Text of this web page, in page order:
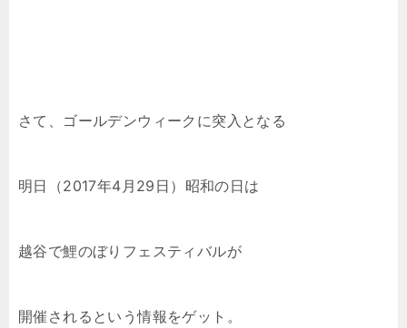
さて、ゴールデンウィークに突入となる
明日（2017年4月29日）昭和の日は
越谷で鯉のぼりフェスティバルが
開催されるという情報をゲット。